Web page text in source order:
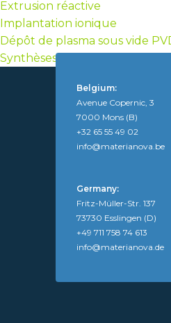
Extrusion réactive
Implantation ionique
Dépôt de plasma sous vide
Synthèses chimiques de
Belgium:
Avenue Copernic, 3
7000 Mons (B)
+32 65 55 49 02
info@materianova.be
Germany:
Fritz-Müller-Str. 137
73730 Esslingen (D)
+49 711 758 74 613
info@materianova.de